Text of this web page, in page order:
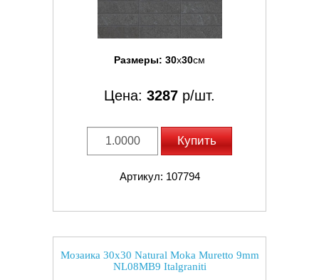
Размеры: 30x30см
Цена: 3287 р/шт.
Купить
Артикул: 107794
Мозаика 30x30 Natural Moka Muretto 9mm
NL08MB9 Italgraniti